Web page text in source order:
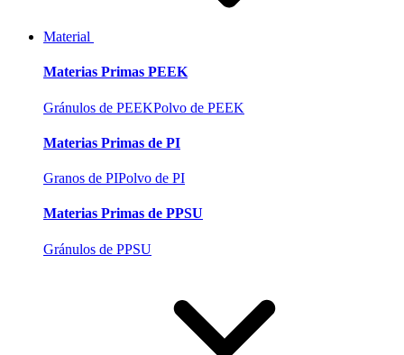
Material
Materias Primas PEEK
Gránulos de PEEKPolvo de PEEK
Materias Primas de PI
Granos de PIPolvo de PI
Materias Primas de PPSU
Gránulos de PPSU